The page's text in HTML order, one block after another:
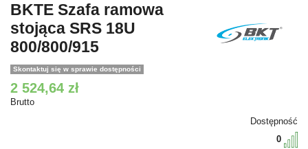
BKTE Szafa ramowa
stojąca SRS 18U
800/800/915
Skontaktuj się w sprawie dostępności
2 524,64 zł
Brutto
Dostępność
0